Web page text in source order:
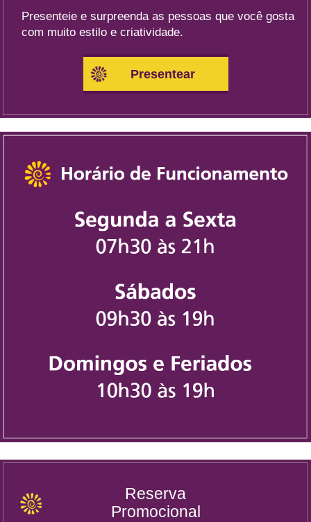
Presenteie e surpreenda as pessoas que você gosta
com muito estilo e criatividade.
Presentear
Reserva
Promocional